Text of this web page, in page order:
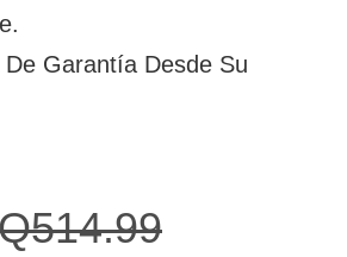
Garantía Desde Su
514.99